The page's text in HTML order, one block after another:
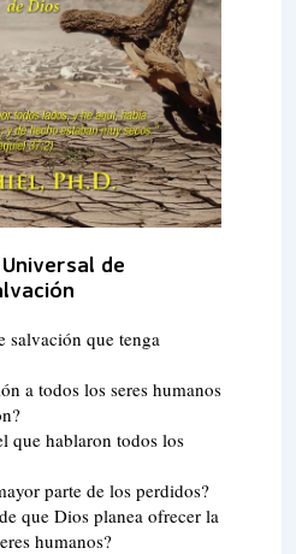
de
salvación que tenga
a todos los seres humanos
que hablaron todos los
parte de los perdidos?
que Dios planea ofrecer la
humanos?